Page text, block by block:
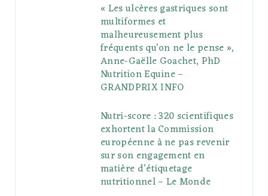
« Les ulcères gastriques sont
multiformes et
malheureusement plus
fréquents qu’on ne le pense »,
Anne-Gaëlle Goachet, PhD
Nutrition Equine –
GRANDPRIX INFO
Nutri-score : 320 scientifiques
exhortent la Commission
européenne à ne pas revenir
sur son engagement en
matière d’étiquetage
nutritionnel – Le Monde